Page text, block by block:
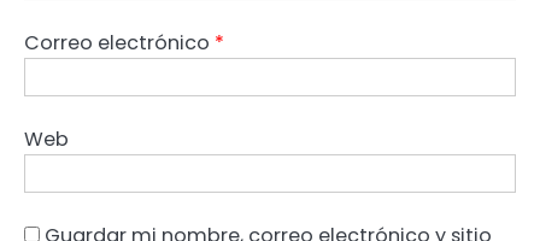
Correo electrónico *
Web